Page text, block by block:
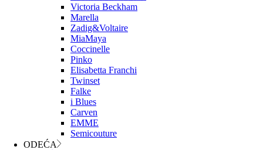
Victoria Beckham
Marella
Zadig&Voltaire
MiaMaya
Coccinelle
Pinko
Elisabetta Franchi
Twinset
Falke
i Blues
Carven
EMME
Semicouture
ODEĆA